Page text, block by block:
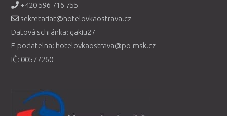
+420 596 716 755
sekretariat@hotelovkaostrava.cz
Datová schránka: gakiu27
E-podatelna: hotelovkaostrava@po-msk.cz
IČ: 00577260